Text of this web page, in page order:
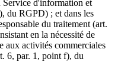
Service d'information et
du RGPD) ; et dans les
du traitement (art.
en la nécessité de
aux activités commerciales
6, par. 1, point f), du